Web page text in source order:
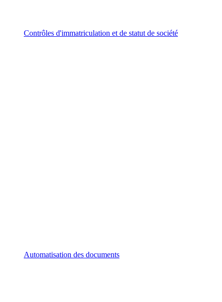
Contrôles d'immatriculation et de statut de société
Automatisation des documents